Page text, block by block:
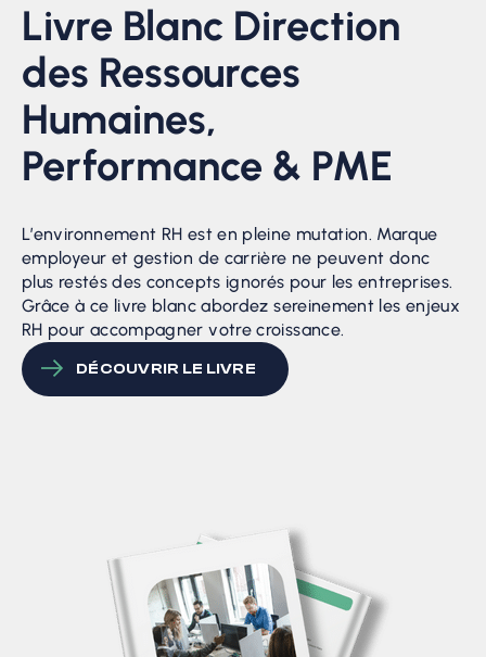
Livre Blanc Direction
des Ressources
Humaines,
Performance & PME
L’environnement RH est en pleine mutation. Marque
employeur et gestion de carrière ne peuvent donc
plus restés des concepts ignorés pour les entreprises.
Grâce à ce livre blanc abordez sereinement les enjeux
RH pour accompagner votre croissance.
DÉCOUVRIR LE LIVRE